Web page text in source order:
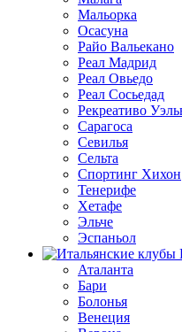
Мальорка
Осасуна
Райо Вальекано
Реал Мадрид
Реал Овьедо
Реал Сосьедад
Рекреативо
Сарагоса
Севилья
Сельта
Спортинг Хихон
Тенерифе
Хетафе
Эльче
Эспаньол
Аталанта
Бари
Болонья
Венеция